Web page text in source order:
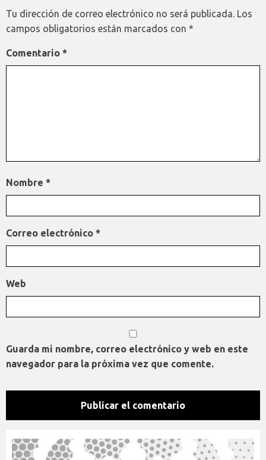
Tu dirección de correo electrónico no será publicada. Los
campos obligatorios están marcados con *
Comentario *
Nombre *
Correo electrónico *
Web
Guarda mi nombre, correo electrónico y web en este
navegador para la próxima vez que comente.